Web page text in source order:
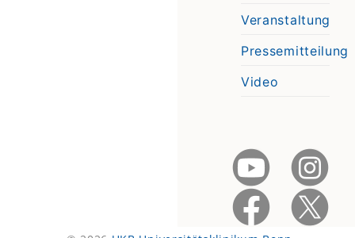
Veranstaltung
Pressemitteilung
Video